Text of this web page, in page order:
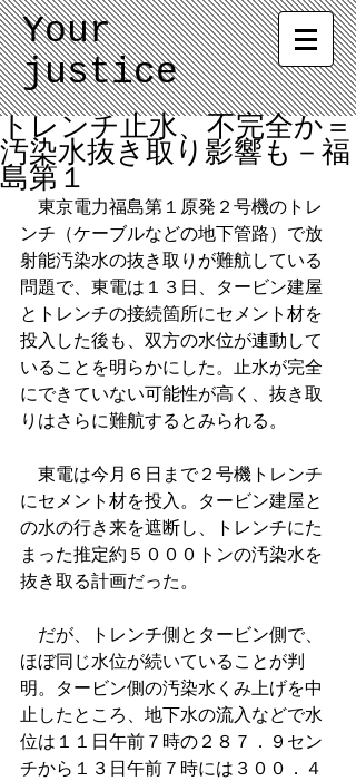
Your
justice
トレンチ止水、不完全か＝
汚染水抜き取り影響も－福
島第１
東京電力福島第１原発２号機のトレ
ンチ（ケーブルなどの地下管路）で放
射能汚染水の抜き取りが難航している
問題で、東電は１３日、タービン建屋
とトレンチの接続箇所にセメント材を
投入した後も、双方の水位が連動して
いることを明らかにした。止水が完全
にできていない可能性が高く、抜き取
りはさらに難航するとみられる。
東電は今月６日まで２号機トレンチ
にセメント材を投入。タービン建屋と
の水の行き来を遮断し、トレンチにた
まった推定約５０００トンの汚染水を
抜き取る計画だった。
だが、トレンチ側とタービン側で、
ほぼ同じ水位が続いていることが判
明。タービン側の汚染水くみ上げを中
止したところ、地下水の流入などで水
位は１１日午前７時の２８７．９セン
チから１３日午前７時には３００．４